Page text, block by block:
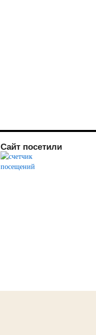
Сайт посетили